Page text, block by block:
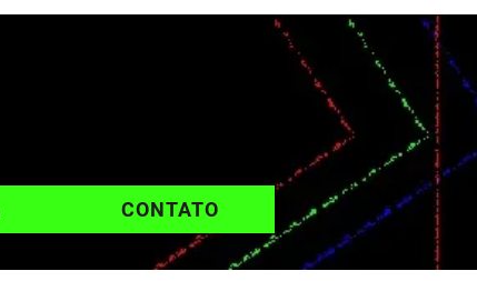
CONTATO